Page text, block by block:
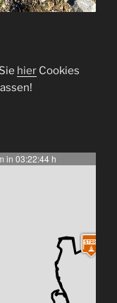
hier Cookies
in 03:22:44 h